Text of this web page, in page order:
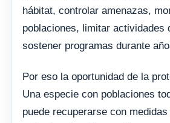
hábitat, controlar amenazas,
poblaciones, limitar actividades
sostener programas durante
Por eso la oportunidad de la
Una especie con poblaciones
puede recuperarse con